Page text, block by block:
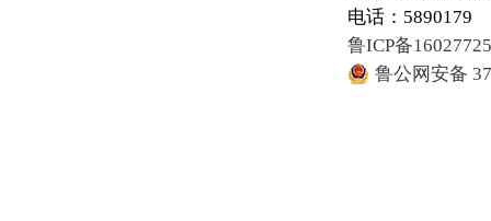
电话：5890179
鲁ICP备
鲁公网安备